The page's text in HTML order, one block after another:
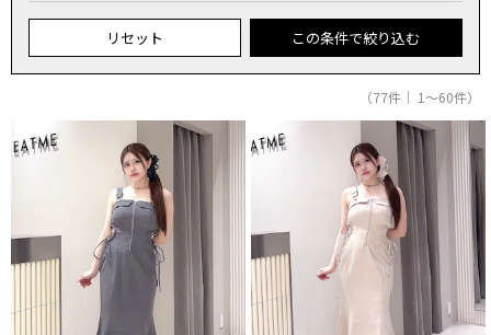
リセット この条件で絞り込む
（77件｜ 1～60件）